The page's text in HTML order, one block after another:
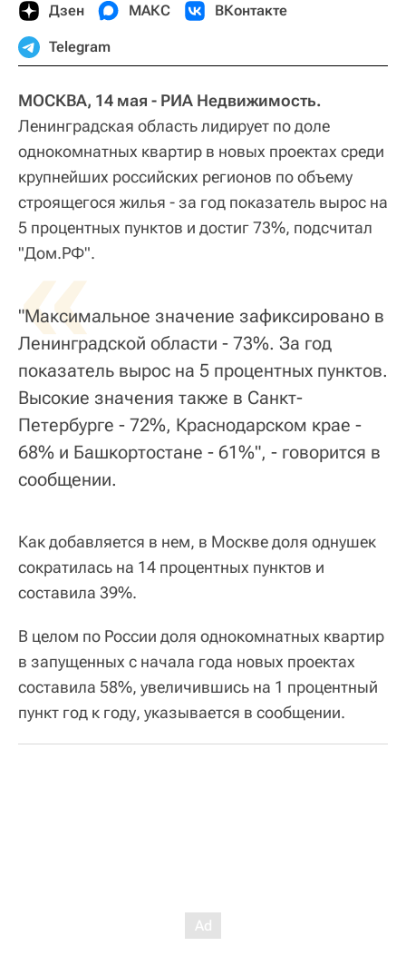
Дзен МАКС ВКонтакте
Telegram
МОСКВА, 14 мая - РИА Недвижимость.
Ленинградская область лидирует по доле
однокомнатных квартир в новых проектах среди
крупнейших российских регионов по объему
строящегося жилья - за год показатель вырос на
5 процентных пунктов и достиг 73%, подсчитал
"Дом.РФ".
«
"Максимальное значение зафиксировано в
Ленинградской области - 73%. За год
показатель вырос на 5 процентных пунктов.
Высокие значения также в Санкт-
Петербурге - 72%, Краснодарском крае -
68% и Башкортостане - 61%", - говорится в
сообщении.
Как добавляется в нем, в Москве доля однушек
сократилась на 14 процентных пунктов и
составила 39%.
В целом по России доля однокомнатных квартир
в запущенных с начала года новых проектах
составила 58%, увеличившись на 1 процентный
пункт год к году, указывается в сообщении.